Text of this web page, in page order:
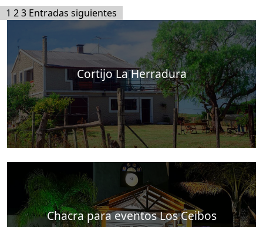
Paginación
entradas
1 23 Entradas siguientes
Cortijo La Herradura
Chacra para eventos Los Ceibos